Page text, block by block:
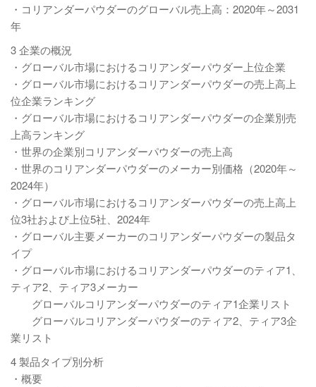
・コリアンダーパウダーのグローバル売上高：2020年～2031
年
3 企業の概況
・グローバル市場におけるコリアンダーパウダー上位企業
・グローバル市場におけるコリアンダーパウダーの売上高上
位企業ランキング
・グローバル市場におけるコリアンダーパウダーの企業別売
上高ランキング
・世界の企業別コリアンダーパウダーの売上高
・世界のコリアンダーパウダーのメーカー別価格（2020年～
2024年）
・グローバル市場におけるコリアンダーパウダーの売上高上
位3社および上位5社、2024年
・グローバル主要メーカーのコリアンダーパウダーの製品タ
イプ
・グローバル市場におけるコリアンダーパウダーのティア1、
ティア2、ティア3メーカー
グローバルコリアンダーパウダーのティア1企業リスト
グローバルコリアンダーパウダーのティア2、ティア3企
業リスト
4 製品タイプ別分析
・概要